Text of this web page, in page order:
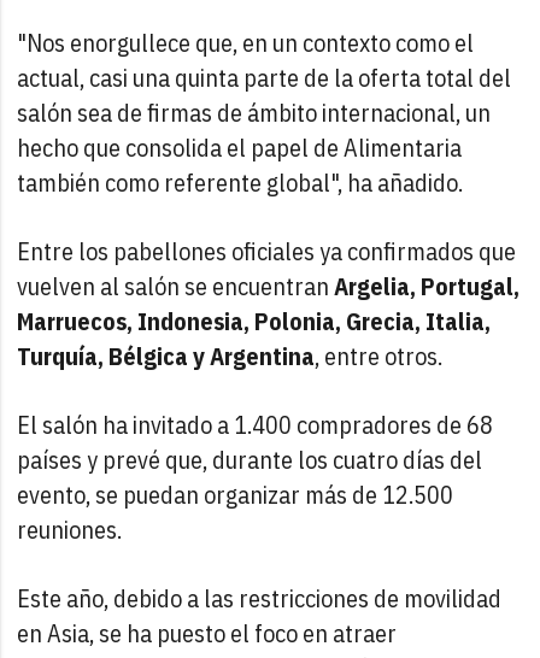
"Nos enorgullece que, en un contexto como el
actual, casi una quinta parte de la oferta total del
salón sea de firmas de ámbito internacional, un
hecho que consolida el papel de Alimentaria
también como referente global", ha añadido.
Entre los pabellones oficiales ya confirmados que
vuelven al salón se encuentranArgelia, Portugal,
Marruecos, Indonesia, Polonia, Grecia, Italia,
Turquía, Bélgica y Argentina, entre otros.
El salón ha invitado a 1.400 compradores de 68
países y prevé que, durante los cuatro días del
evento, se puedan organizar más de 12.500
reuniones.
Este año, debido a las restricciones de movilidad
en Asia, se ha puesto el foco en atraer